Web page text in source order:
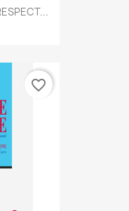
favorite_border